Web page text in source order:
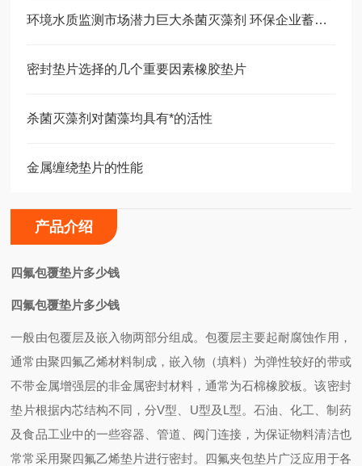
环境水质监测市场潜力巨大杀菌灭藻剂 环保企业蓄势扬帆
密封垫片选择的几个重要因素橡胶垫片
杀菌灭藻剂对菌藻均具有*的活性
金属缠绕垫片的性能
产品介绍
四氟包覆垫片多少钱
四氟包覆垫片多少钱
一般由包覆层及嵌入物两部分组成。包覆层主要起耐腐蚀作用，
通常由聚四氟乙烯材料制成，嵌入物（填料）为弹性较好的带或
不带金属增强层的非金属密封材料，通常为石棉橡胶板。该密封
垫片根据内芯结构不同，分V型、U型及L型。石油、化工、制药
及食品工业中的一些容器、管道、阀门连接，为保证物料清洁也
常常采用聚四氟乙烯垫片进行密封。四氟夹包垫片广泛应用于各